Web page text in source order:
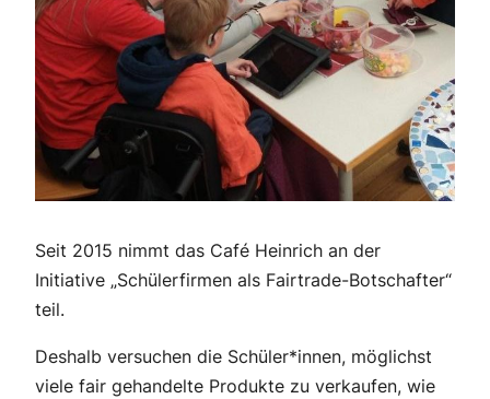
Seit 2015 nimmt das Café Heinrich an der
Initiative „Schülerfirmen als Fairtrade-Botschafter“
teil.
Deshalb versuchen die Schüler*innen, möglichst
viele fair gehandelte Produkte zu verkaufen, wie